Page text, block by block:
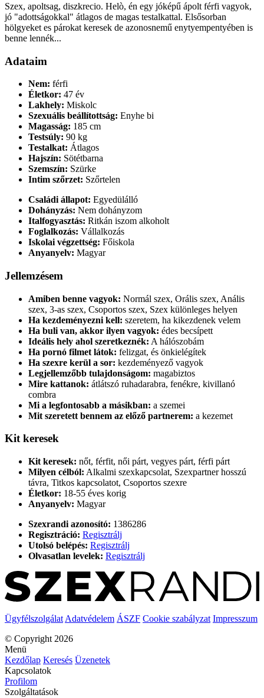
Szex, apoltsag, diszkrecio. Helò, én egy jóképű ápolt férfi vagyok,
jó "adottságokkal" átlagos de magas testalkattal. Elsősorban
hölgyeket es párokat keresek de azonosnemű enytyempentyében is
benne lennék...
Adataim
Nem: férfi
Életkor: 47 év
Lakhely: Miskolc
Szexuális beállítottság: Enyhe bi
Magasság: 185 cm
Testsúly: 90 kg
Testalkat: Átlagos
Hajszín: Sötétbarna
Szemszín: Szürke
Intim szőrzet: Szőrtelen
Családi állapot: Egyedülálló
Dohányzás: Nem dohányzom
Italfogyasztás: Ritkán iszom alkoholt
Foglalkozás: Vállalkozás
Iskolai végzettség: Főiskola
Anyanyelv: Magyar
Jellemzésem
Amiben benne vagyok: Normál szex, Orális szex, Anális
szex, 3-as szex, Csoportos szex, Szex különleges helyen
Ha kezdeményezni kell: szeretem, ha kikezdenek velem
Ha buli van, akkor ilyen vagyok: édes becsípett
Ideális hely ahol szeretkeznék: A hálószobám
Ha pornó filmet látok: felizgat, és önkielégítek
Ha szexre kerül a sor: kezdeményező vagyok
Legjellemzőbb tulajdonságom: magabiztos
Mire kattanok: átlátszó ruhadarabra, fenékre, kivillanó
combra
Mi a legfontosabb a másikban: a szemei
Mit szeretett bennem az előző partnerem: a kezemet
Kit keresek
Kit keresek: nőt, férfit, női párt, vegyes párt, férfi párt
Milyen célból: Alkalmi szexkapcsolat, Szexpartner hosszú
távra, Titkos kapcsolatot, Csoportos szexre
Életkor: 18-55 éves korig
Anyanyelv: Magyar
Szexrandi azonosító: 1386286
Regisztráció: Regisztrálj
Utolsó belépés: Regisztrálj
Olvasatlan levelek: Regisztrálj
Ügyfélszolgálat Adatvédelem ÁSZF Cookie szabályzat Impresszum
© Copyright 2026
Menü
Kezdőlap Keresés Üzenetek
Kapcsolatok
Profilom
Szolgáltatások